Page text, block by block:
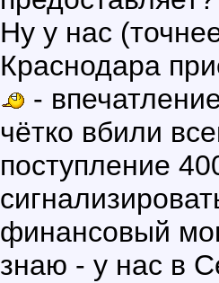
Ну у нас
Краснодара
-
чётко вбили
поступление
финансовый
знаю - у нас в